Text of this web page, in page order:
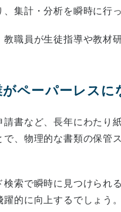
集計・分析を瞬時に行
職員が生徒指導や教材
ペーパーレスに
書など、長年にわたり
、物理的な書類の保管
検索で瞬時に見つけられ
的に向上するでしょう。